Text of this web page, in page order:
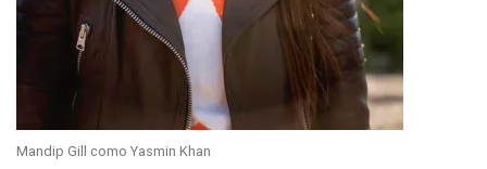
Mandip Gill como Yasmin Khan